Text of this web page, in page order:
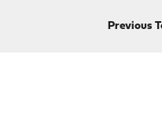
Previous